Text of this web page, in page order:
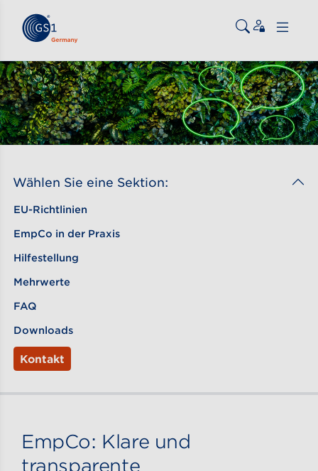
Wählen Sie eine Sektion:
EU-Richtlinien
EmpCo in der Praxis
Hilfestellung
Mehrwerte
FAQ
Downloads
Kontakt
EmpCo: Klare und
transparente